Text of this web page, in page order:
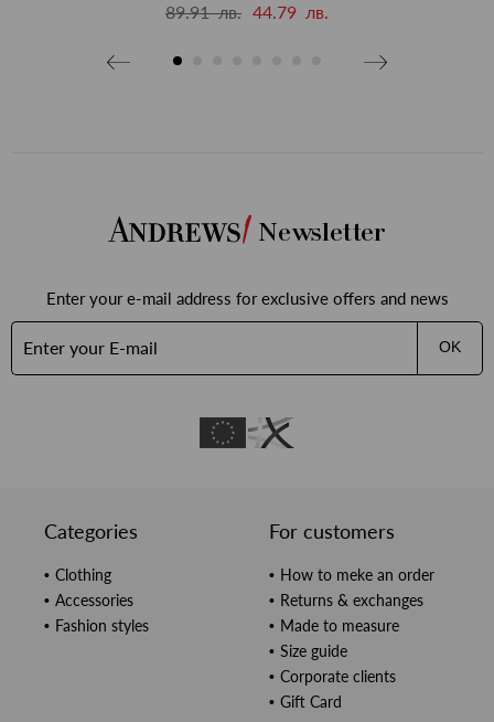
89.91 лв. 44.79 лв.
Newsletter
Enter your e-mail address for exclusive offers and news
OK
Categories
Clothing
Accessories
Fashion styles
For customers
How to meke an order
Returns & exchanges
Made to measure
Size guide
Corporate clients
Gift Card